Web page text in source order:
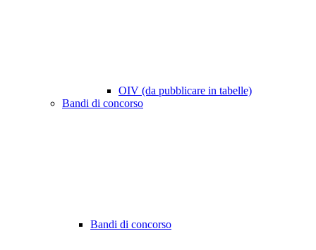
OIV (da pubblicare in tabelle)
Bandi di concorso
Bandi di concorso